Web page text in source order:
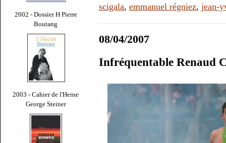
2002 - Dossier H Pierre
Boutang
2003 - Cahier de l'Herne
George Steiner
scigala, emmanuel régniez, jean-
08/04/2007
Infréquentable Renaud